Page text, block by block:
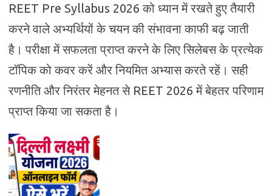
REET Pre Syllabus 2026 को ध्यान में रखते हुए तैयारी
करने वाले अभ्यर्थियों के चयन की संभावना काफी बढ़ जाती
है। परीक्षा में सफलता प्राप्त करने के लिए सिलेबस के प्रत्येक
टॉपिक को कवर करें और नियमित अभ्यास करते रहें। सही
रणनीति और निरंतर मेहनत से REET 2026 में बेहतर परिणाम
प्राप्त किया जा सकता है।